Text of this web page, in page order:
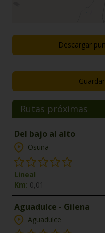
Descargar
Rutas próximas
Del bajo al alto
Osuna
Lineal
Km: 0,01
Aguadulce - Gilena
Aguadulce